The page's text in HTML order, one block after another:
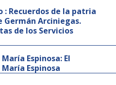
: Recuerdos de la patria
Germán Arciniegas.
de los Servicios
Espinosa: El
Espinosa